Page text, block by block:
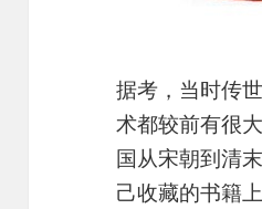
据考，当时传
术都较前有很
国从宋朝到清
己收藏的书籍